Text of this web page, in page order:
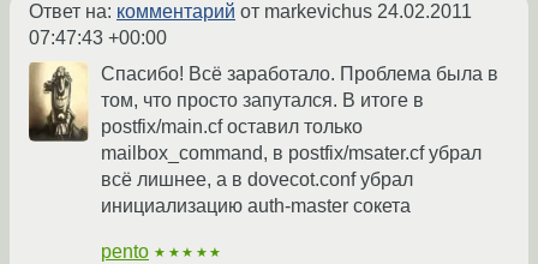
Ответ на: комментарий от markevichus 24.02.2011
07:47:43 +00:00
Спасибо! Всё заработало. Проблема была в
том, что просто запутался. В итоге в
postfix/main.cf оставил только
mailbox_command, в postfix/msater.cf убрал
всё лишнее, а в dovecot.conf убрал
инициализацию auth-master сокета
pento ★★★★★